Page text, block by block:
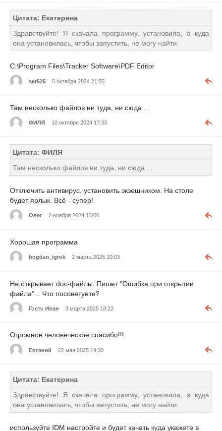
Цитата: Екатерина
Здравствуйте! Я скачала программу, установила, а куда
она установилась, чтобы запустить, не могу найти.
C:\Program Files\Tracker Software\PDF Editor
ser525 5 октября 2024 21:55
Там несколько файлов ни туда, ни сюда ...
ФИЛЯ 10 октября 2024 17:33
Цитата: ФИЛЯ
Там несколько файлов ни туда, ни сюда ...
Отключить антивирус, установить экзешником. На столе
будет ярлык. Всё - супер!
Олег 2 ноября 2024 13:00
Хорошая программа
bogdan_igrok 2 марта 2025 10:03
Не открывает doc-файлы. Пишет "Ошибка при открытии
файла"... Что посоветуете?
Гость Иван 3 марта 2025 18:22
Огромное человеческое спасибо!!!
Евгений 22 мая 2025 14:30
Цитата: Екатерина
Здравствуйте! Я скачала программу, установила, а куда
она установилась, чтобы запустить, не могу найти.
используйте IDM настройте и будет качать куда укажете в